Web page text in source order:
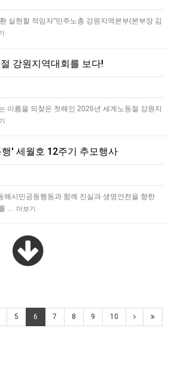
실현할 적임자"민주노총 강원지역본부(본부장 김
강원지역대회를 보다!
이름을 되찾은 첫해인 2026년 세계노동절 강원지
' 세월호 12주기 추모행사
시민공동행동과 함께 진실과 생명안전을 향한
… 더보기
5 6 7 8 9 10